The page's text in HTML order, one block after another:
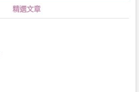
精選文章